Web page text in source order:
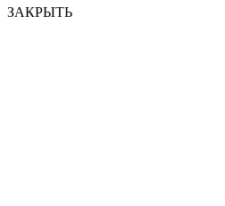
ЗАКРЫТЬ